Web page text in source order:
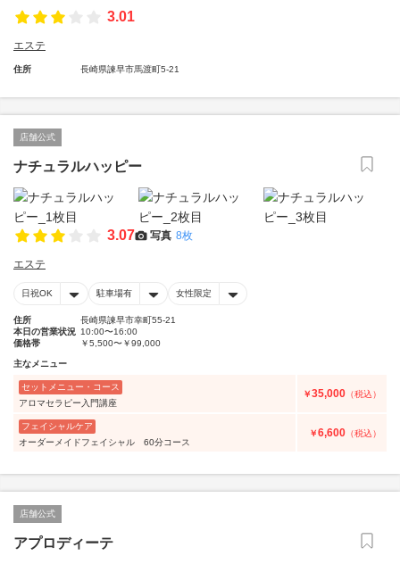
3.01
エステ
住所 長崎県諫早市馬渡町5-21
店舗公式
ナチュラルハッピー
3.07 写真 8枚
エステ
日祝OK 駐車場有 女性限定
住所
長崎県諫早市幸町55-21
本日の営業状況 10:00〜16:00
価格帯
￥5,500〜￥99,000
主なメニュー
セットメニュー・コース
アロマセラピー入門講座
￥35,000 （税込）
フェイシャルケア
オーダーメイドフェイシャル 60分コース
￥6,600 （税込）
店舗公式
アプロディーテ